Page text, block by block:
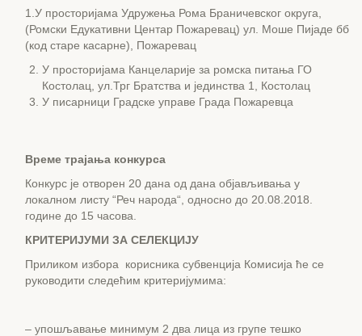
1.У просторијама Удружења Рома Браничевског округа,
(Ромски Едукативни Центар Пожаревац) ул. Моше Пијаде бб
(код старе касарне), Пожаревац
У просторијама Канцеларије за ромска питања ГО
Костолац, ул.Трг Братства и јединства 1, Костолац
У писарници Градске управе Града Пожаревца
Време трајања конкурса
Конкурс је отворен 20 дана од дана објављивања у
локалном листу “Реч народа“, односно до 20.08.2018.
године до 15 часова.
КРИТЕРИЈУМИ ЗА СЕЛЕКЦИЈУ
Приликом избора корисника субвенција Комисија ће се
руководити следећим критеријумима:
– упошљавање минимум 2 два лица из групе тешко